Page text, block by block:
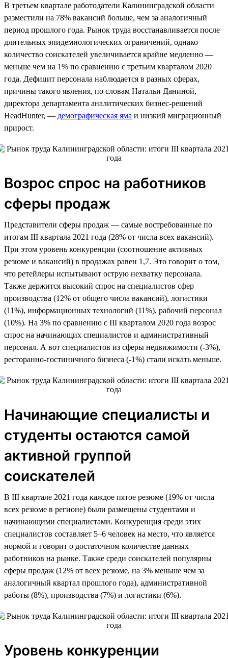
В третьем квартале работодатели Калининградской области
разместили на 78% вакансий больше, чем за аналогичный
период прошлого года. Рынок труда восстанавливается после
длительных эпидемиологических ограничений, однако
количество соискателей увеличивается крайне медленно —
меньше чем на 1% по сравнению с третьим кварталом 2020
года. Дефицит персонала наблюдается в разных сферах,
причины такого явления, по словам Натальи Даниной,
директора департамента аналитических бизнес-решений
HeadHunter, — демографическая яма и низкий миграционный
прирост.
Возрос спрос на работников
сферы продаж
Представители сферы продаж — самые востребованные по
итогам III квартала 2021 года (28% от числа всех вакансий).
При этом уровень конкуренции (соотношение активных
резюме и вакансий) в продажах равен 1,7. Это говорит о том,
что ретейлеры испытывают острую нехватку персонала.
Также держится высокий спрос на специалистов сфер
производства (12% от общего числа вакансий), логистики
(11%), информационных технологий (11%), рабочий персонал
(10%). На 3% по сравнению с III кварталом 2020 года возрос
спрос на начинающих специалистов и административный
персонал. А вот специалистов из сферы недвижимости (-3%),
ресторанно-гостиничного бизнеса (-1%) стали искать меньше.
Начинающие специалисты и
студенты остаются самой
активной группой
соискателей
В III квартале 2021 года каждое пятое резюме (19% от числа
всех резюме в регионе) были размещены студентами и
начинающими специалистами. Конкуренция среди этих
специалистов составляет 5–6 человек на место, что является
нормой и говорит о достаточном количестве данных
работников на рынке. Также среди соискателей популярны
сферы продаж (12% от всех резюме, на 3% меньше чем за
аналогичный квартал прошлого года), административной
работы (8%), производства (7%) и логистики (6%).
Уровень конкуренции